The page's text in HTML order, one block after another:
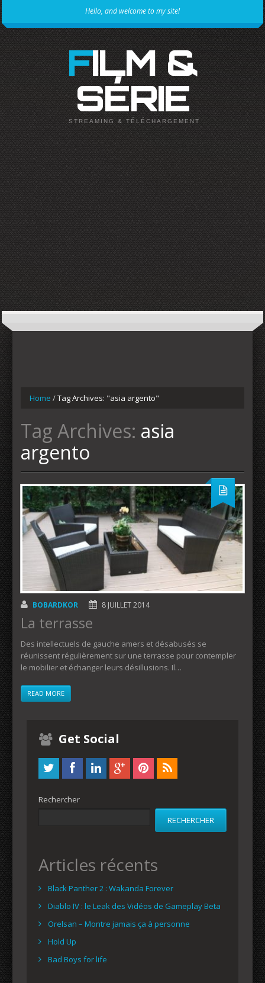
Hello, and welcome to my site!
FILM &
SÉRIE
STREAMING & TÉLÉCHARGEMENT
Home /Tag Archives: "asia argento"
Tag Archives: asia
argento
BOBARDKOR 8 JUILLET 2014
La terrasse
Des intellectuels de gauche amers et désabusés se
réunissent régulièrement sur une terrasse pour contempler
le mobilier et échanger leurs désillusions. Il…
READ MORE
Get Social
Rechercher
RECHERCHER
Articles récents
Black Panther 2 : Wakanda Forever
Diablo IV : le Leak des Vidéos de Gameplay Beta
Orelsan – Montre jamais ça à personne
Hold Up
Bad Boys for life